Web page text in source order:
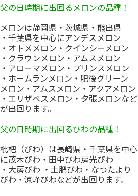
父の日時期に出回るメロンの品種！
メロンは静岡県・茨城県・熊出県
・千葉県を中心にアンデスメロン
・オトメメロン・クインシーメロン
・クラウンメロン・アムスメロン
・アローマメロン・プリンスメロン
・ホームランメロン・肥後グリーン
メロン・アムスメロン・アクアメロン
・エリザベスメロン・夕張メロンなど
が出回ります。
父の日時期に出回るびわの品種！
枇杷（びわ）は長崎県・千葉県を中心
に茂木びわ・田中びわ房光びわ
・大房びわ ・土肥びわ・なつたより
びわ・涼峰びわなどが出回ります。